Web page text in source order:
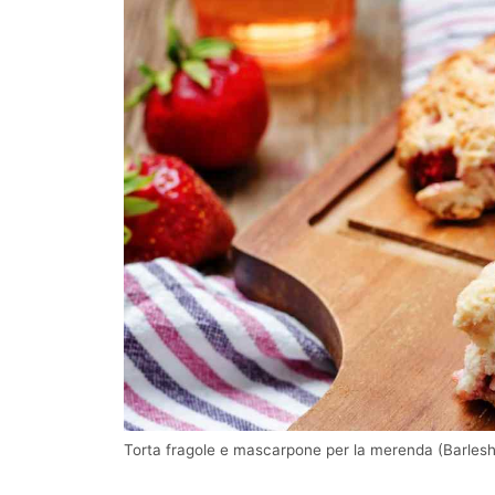
Torta fragole e mascarpone per la merenda